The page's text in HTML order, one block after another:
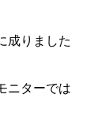
成りました
ニターでは